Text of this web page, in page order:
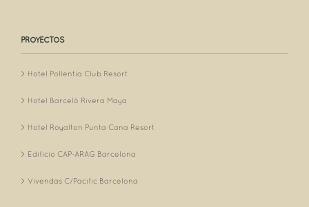
PROYECTOS
Hotel Pollentia Club Resort
Hotel Barceló Rivera Maya
Hotel Royalton Punta Cana Resort
Edificio CAP-ARAG Barcelona
Vivendas C/Pacific Barcelona